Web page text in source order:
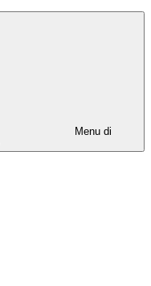
Menu di